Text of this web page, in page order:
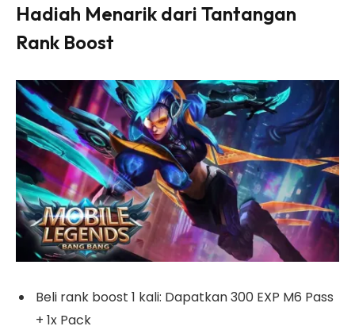
Hadiah Menarik dari Tantangan
Rank Boost
Beli rank boost 1 kali: Dapatkan 300 EXP M6 Pass
+ 1x Pack